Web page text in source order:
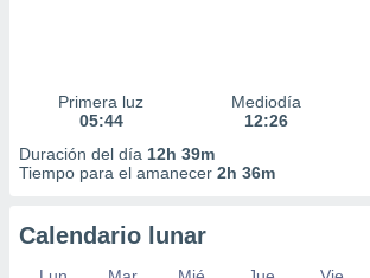
Primera luz
05:44
Mediodía
12:26
Duración del día 12h 39m
Tiempo para el amanecer 2h 36m
Calendario lunar